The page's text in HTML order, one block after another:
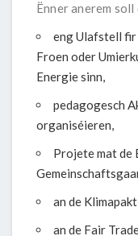
Ënner anerem soll
eng Ulafstell fir
Froen oder
Energie sinn,
pedagogesch
organiséieren,
Projete mat de
an de
an de Fair